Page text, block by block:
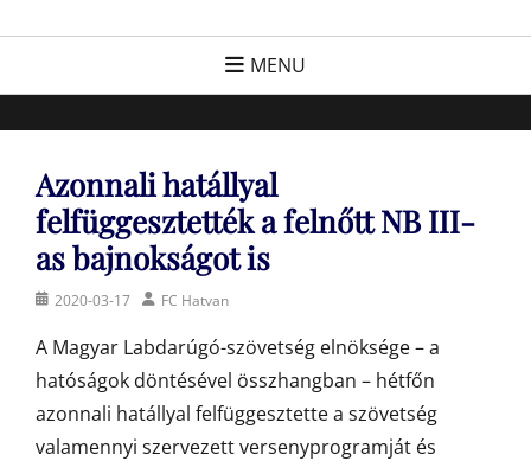
FC Hatvan
Egyesület a hatvani labdarúgásért, sportért!
MENU
Azonnali hatállyal
felfüggesztették a felnőtt NB III-
as bajnokságot is
Posted2020-03-17 AuthorFC Hatvan
A Magyar Labdarúgó-szövetség elnöksége – a
hatóságok döntésével összhangban – hétfőn
azonnali hatállyal felfüggesztette a szövetség
valamennyi szervezett versenyprogramját és